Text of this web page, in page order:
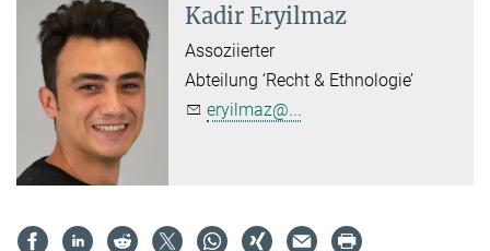
Kadir Eryilmaz
Assoziierter
Abteilung ‘Recht & Ethnologie’
eryilmaz@...